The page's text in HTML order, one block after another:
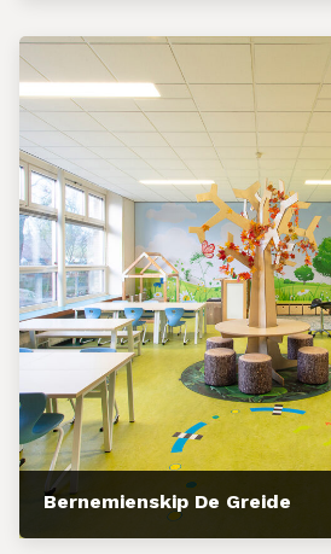
Bernemienskip De Greide